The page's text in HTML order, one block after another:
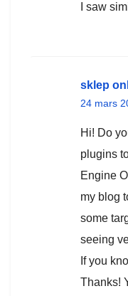
I saw
sklep
24 mars
Hi! Do
plugins
Engine
my blog
some
seeing
If you
Thanks!